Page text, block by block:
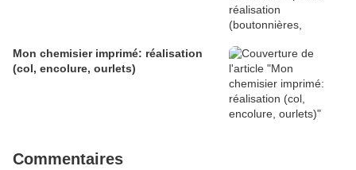
Mon chemisier imprimé: réalisation
(col, encolure, ourlets)
Commentaires